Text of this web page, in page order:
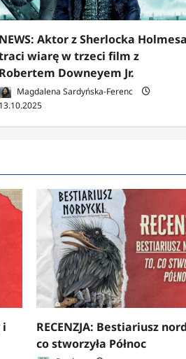
NEWS: Aktor z Sherlocka
wiarę w trzeci film z
Robertem Downeyem Jr.
Magdalena Sardyńska-Ferenc
13.10.2025
i
RECENZJA: Bestiariusz
co stworzyła Północ